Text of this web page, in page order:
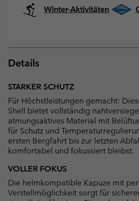
Winter-Aktivitäten
Details
STARKER SCHUTZ
Für Höchstleistungen gemacht:
Shell bietet vollständig
atmungsaktives Material mit
für Schutz und
ersten Bergfahrt bis zur letzten
komfortabel und fokussiert bleibst.
VOLLER FOKUS
Die helmkompatible Kapuze mit
Verstellmöglichkeit sorgt für